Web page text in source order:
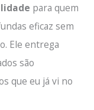
para quem
eficaz sem
Ele entrega
são
que eu já vi no